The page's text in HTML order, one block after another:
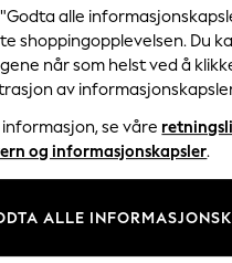
110cm
- 134cm
- 174cm
Top & Short Sets
Clogs
Story
SET
& Jackets
& Hoodies
Juridisk
"Godta alle
shoppingopplevelsen. Du
når som helst ved å
av
informasjon, se våre
og informasjonskapsler.
ALLE